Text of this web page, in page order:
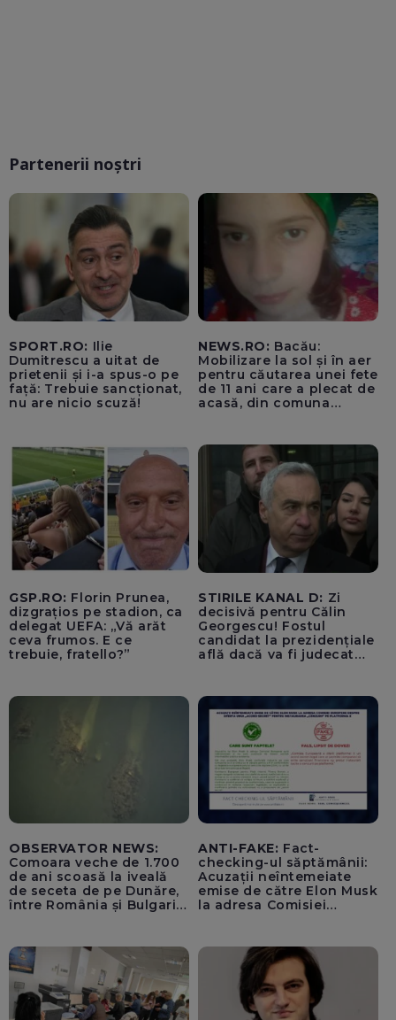
Partenerii noștri
SPORT.RO: Ilie
Dumitrescu a uitat de
prietenii și i-a spus-o pe
față: Trebuie sancționat,
nu are nicio scuză!
NEWS.RO: Bacău:
Mobilizare la sol și în aer
pentru căutarea unei fete
de 11 ani care a plecat de
acasă, din comuna
joi spre vineri, inclusiv cu
o cameră cu
termoviziune
GSP.RO: Florin Prunea,
dizgrațios pe stadion, ca
delegat UEFA: „Vă arăt
ceva frumos. E ce
trebuie, fratello?”
STIRILE KANAL D: Zi
decisivă pentru Călin
Georgescu! Fostul
candidat la prezidențiale
află dacă va fi judecat
OBSERVATOR NEWS:
Comoara veche de 1.700
de ani scoasă la iveală
de seceta de pe Dunăre,
între România și Bulgaria.
ANTI-FAKE: Fact-
checking-ul săptămânii:
Acuzații neîntemeiate
emise de către Elon Musk
la adresa Comisiei
pentru instaurarea
„cenzurii” pe platforma X